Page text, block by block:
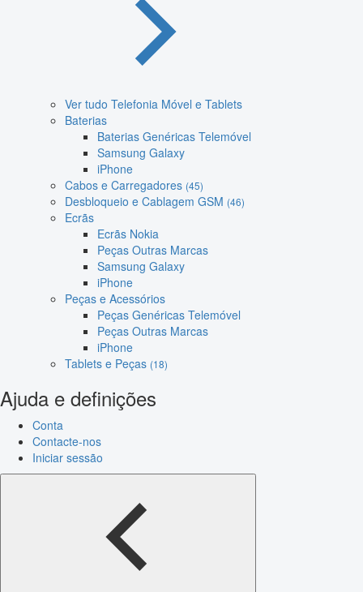
Ver tudo Telefonia Móvel e Tablets
Baterias
Baterias Genéricas Telemóvel
Samsung Galaxy
iPhone
Cabos e Carregadores (45)
Desbloqueio e Cablagem GSM (46)
Ecrãs
Ecrãs Nokia
Peças Outras Marcas
Samsung Galaxy
iPhone
Peças e Acessórios
Peças Genéricas Telemóvel
Peças Outras Marcas
iPhone
Tablets e Peças (18)
Ajuda e definições
Conta
Contacte-nos
Iniciar sessão